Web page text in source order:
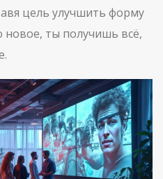
цель улучшить форму
новое, ты получишь всё,